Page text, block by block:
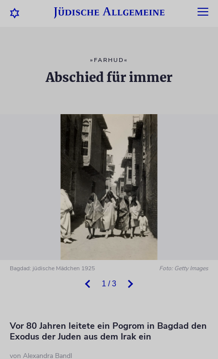
»FARHUD«
Abschied für immer
1 / 3
Bagdad: jüdische Mädchen 1925 Foto: Getty Images
Vor 80 Jahren leitete ein Pogrom in Bagdad den
Exodus der Juden aus dem Irak ein
von Alexandra Bandl